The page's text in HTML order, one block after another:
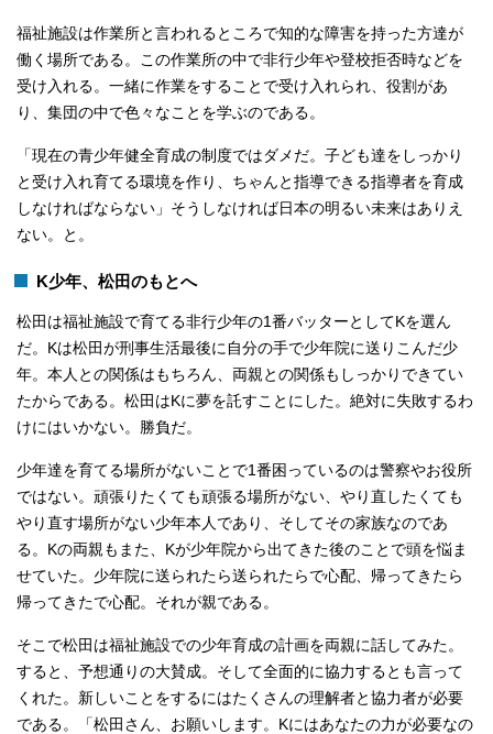
福祉施設は作業所と言われるところで知的な障害を持った方達が
働く場所である。この作業所の中で非行少年や登校拒否時などを
受け入れる。一緒に作業をすることで受け入れられ、役割があ
り、集団の中で色々なことを学ぶのである。
「現在の青少年健全育成の制度ではダメだ。子ども達をしっかり
と受け入れ育てる環境を作り、ちゃんと指導できる指導者を育成
しなければならない」そうしなければ日本の明るい未来はありえ
ない。と。
K少年、松田のもとへ
松田は福祉施設で育てる非行少年の1番バッターとしてKを選ん
だ。Kは松田が刑事生活最後に自分の手で少年院に送りこんだ少
年。本人との関係はもちろん、両親との関係もしっかりできてい
たからである。松田はKに夢を託すことにした。絶対に失敗するわ
けにはいかない。勝負だ。
少年達を育てる場所がないことで1番困っているのは警察やお役所
ではない。頑張りたくても頑張る場所がない、やり直したくても
やり直す場所がない少年本人であり、そしてその家族なのであ
る。Kの両親もまた、Kが少年院から出てきた後のことで頭を悩ま
せていた。少年院に送られたら送られたらで心配、帰ってきたら
帰ってきたで心配。それが親である。
そこで松田は福祉施設での少年育成の計画を両親に話してみた。
すると、予想通りの大賛成。そして全面的に協力するとも言って
くれた。新しいことをするにはたくさんの理解者と協力者が必要
である。「松田さん、お願いします。Kにはあなたの力が必要なの